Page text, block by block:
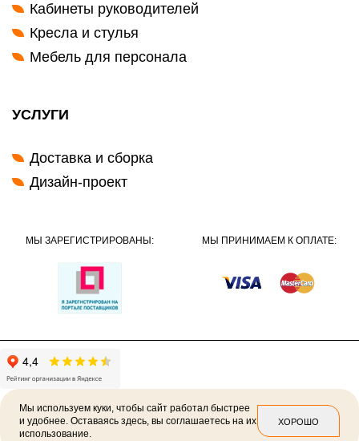
Кабинеты руководителей
Кресла и стулья
Мебель для персонала
УСЛУГИ
Доставка и сборка
Дизайн-проект
МЫ ЗАРЕГИСТРИРОВАНЫ: МЫ ПРИНИМАЕМ К ОПЛАТЕ:
2026 © Политика конфиденциальности
Мы используем куки, чтобы сайт работал быстрее
и удобнее. Оставаясь здесь, вы соглашаетесь на их
использование.
ХОРОШО